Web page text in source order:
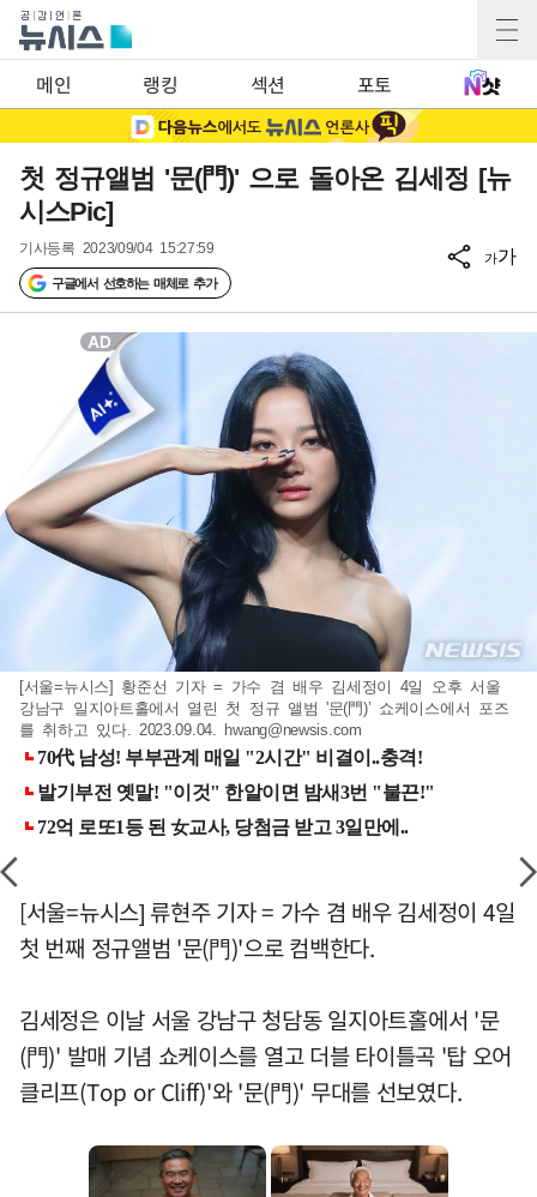
메인 랭킹 섹션 포토
첫 정규앨범 '문(門)' 으로 돌아온 김세정 [뉴
시스Pic]
기사등록 2023/09/04 15:27:59
구글에서 선호하는 매체로 추가
가가
[서울=뉴시스] 황준선 기자 = 가수 겸 배우 김세정이 4일 오후 서울
강남구 일지아트홀에서 열린 첫 정규 앨범 '문(門)’ 쇼케이스에서 포즈
를 취하고 있다. 2023.09.04. hwang@newsis.com
[서울=뉴시스] 류현주 기자 = 가수 겸 배우 김세정이 4일
첫 번째 정규앨범 '문(門)'으로 컴백한다.
김세정은 이날 서울 강남구 청담동 일지아트홀에서 '문
(門)' 발매 기념 쇼케이스를 열고 더블 타이틀곡 '탑 오어
클리프(Top or Cliff)'와 '문(門)' 무대를 선보였다.